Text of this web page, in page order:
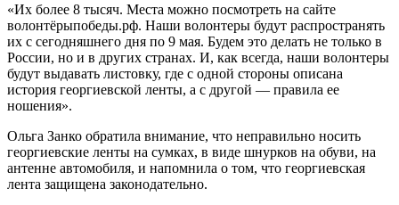
«Их более 8 тысяч. Места можно посмотреть на сайте
волонтёрыпобеды.рф. Наши волонтеры будут распространять
их с сегодняшнего дня по 9 мая. Будем это делать не только в
России, но и в других странах. И, как всегда, наши волонтеры
будут выдавать листовку, где с одной стороны описана
история георгиевской ленты, а с другой — правила ее
ношения».
Ольга Занко обратила внимание, что неправильно носить
георгиевские ленты на сумках, в виде шнурков на обуви, на
антенне автомобиля, и напомнила о том, что георгиевская
лента защищена законодательно.